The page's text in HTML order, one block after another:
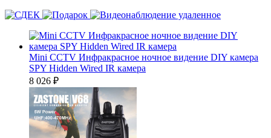
Mini CCTV Инфракрасное ночное видение DIY камера
SPY Hidden Wired IR камера
8 026 ₽